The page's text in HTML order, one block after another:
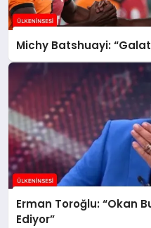
Michy Batshuayi:
Erman Toroğlu: “Okan
Ediyor”